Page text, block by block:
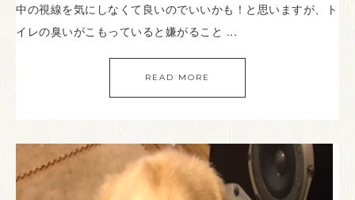
中の視線を気にしなくて良いのでいいかも！と思いますが、ト
イレの臭いがこもっていると嫌がること ...
READ MORE